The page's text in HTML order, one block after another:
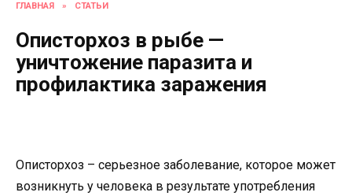
ГЛАВНАЯ » СТАТЬИ
Описторхоз в рыбе —
уничтожение паразита и
профилактика заражения
Описторхоз – серьезное заболевание, которое может
возникнуть у человека в результате употребления